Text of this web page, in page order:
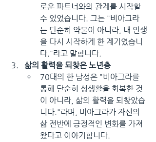
로운 파트너와의 관계를 시작할
수 있었습니다. 그는 "비아그라
는 단순히 약물이 아니라, 내 인생
을 다시 시작하게 한 계기였습니
다."라고 말합니다.
삶의 활력을 되찾은 노년층
70대의 한 남성은 "비아그라를
통해 단순히 성생활을 회복한 것
이 아니라, 삶의 활력을 되찾았습
니다."라며, 비아그라가 자신의
삶 전반에 긍정적인 변화를 가져
왔다고 이야기합니다.